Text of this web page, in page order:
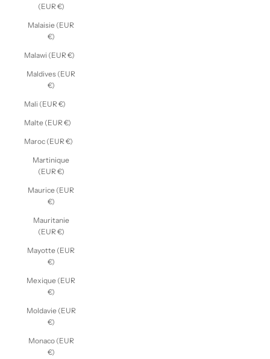
(EUR €)
Malaisie (EUR
€)
Malawi (EUR €)
Maldives (EUR
€)
Mali (EUR €)
Malte (EUR €)
Maroc (EUR €)
Martinique
(EUR €)
Maurice (EUR
€)
Mauritanie
(EUR €)
Mayotte (EUR
€)
Mexique (EUR
€)
Moldavie (EUR
€)
Monaco (EUR
€)